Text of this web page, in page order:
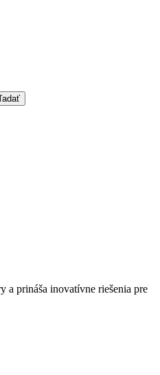
a prináša inovatívne riešenia pre